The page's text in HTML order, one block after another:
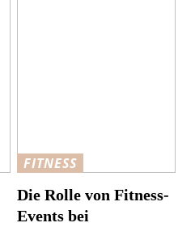
FITNESS
Die Rolle von Fitness-
Events bei